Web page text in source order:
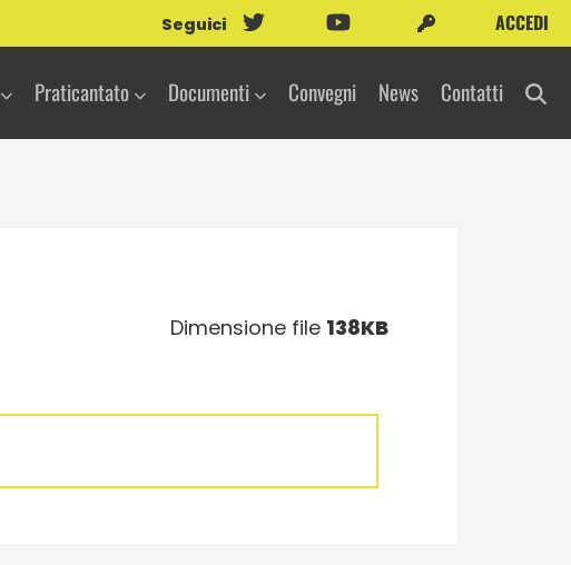
Seguici ACCEDI
Praticantato Documenti Convegni News Contatti
Dimensione file 138KB